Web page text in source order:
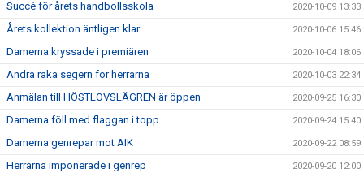
Succé för årets handbollsskola 2020-10-09 13:33
Årets kollektion äntligen klar 2020-10-06 15:46
Damerna kryssade i premiären 2020-10-04 18:06
Andra raka segern för herrarna 2020-10-03 22:34
Anmälan till HÖSTLOVSLÄGREN är öppen 2020-09-25 16:30
Damerna föll med flaggan i topp 2020-09-24 15:40
Damerna genrepar mot AIK 2020-09-22 08:59
Herrarna imponerade i genrep 2020-09-20 12:00